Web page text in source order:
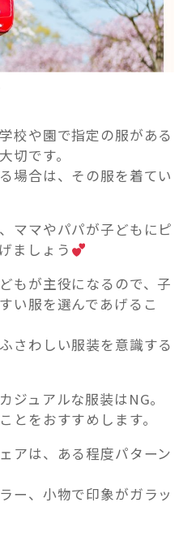
校や園で指定の服がある
切です。
場合は、その服を着てい
ママやパパが子どもにピ
ましょう
もが主役になるので、子
い服を選んであげるこ
さわしい服装を意識する
ジュアルな服装はNG。
ことをおすすめします。
アは、ある程度パターン
ー、小物で印象がガラッ